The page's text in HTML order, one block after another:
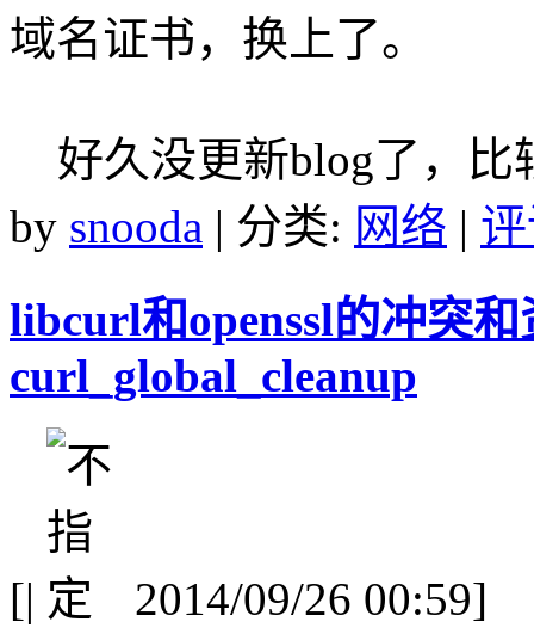
域名证书，换上了。
好久没更新blog了，比
by snooda | 分类: 网络 |
libcurl和openssl的冲突
curl_global_cleanup
[|
2014/09/26 00:59]